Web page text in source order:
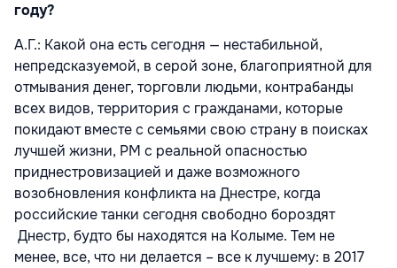
году?
A.Г.: Какой она есть сегодня — нестабильной,
непредсказуемой, в серой зоне, благоприятной для
отмывания денег, торговли людьми, контрабанды
всех видов, территория с гражданами, которые
покидают вместе с семьями свою страну в поисках
лучшей жизни, РМ с реальной опасностью
приднестровизацией и даже возможного
возобновления конфликта на Днестре, когда
российские танки сегодня свободно бороздят
Днестр, будто бы находятся на Колыме. Тем не
менее, все, что ни делается – все к лучшему: в 2017